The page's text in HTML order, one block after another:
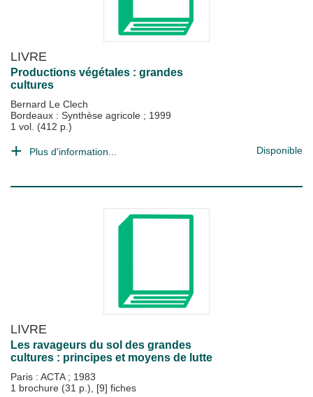
LIVRE
Productions végétales : grandes
cultures
Bernard Le Clech
Bordeaux : Synthèse agricole ; 1999
1 vol. (412 p.)
Plus d'information... Disponible
LIVRE
Les ravageurs du sol des grandes
cultures : principes et moyens de lutte
Paris : ACTA ; 1983
1 brochure (31 p.), [9] fiches